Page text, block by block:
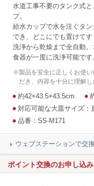
水道工事不要のタンク式
プ。
給水カップで水を注ぐタ
でき、どこにでも置けてす
洗浄から乾燥まで全自動
食器が一度に洗浄可能です
※製品を安全に正しくお使
だき、内容を十分に理解し
約42×43.5×43.5cm
対応可能な大皿サイズ：
品番：SS-M171
ウェブステーションで交換
ポイント交換のお申し込